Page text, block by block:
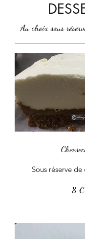
Au choix sous
8 €